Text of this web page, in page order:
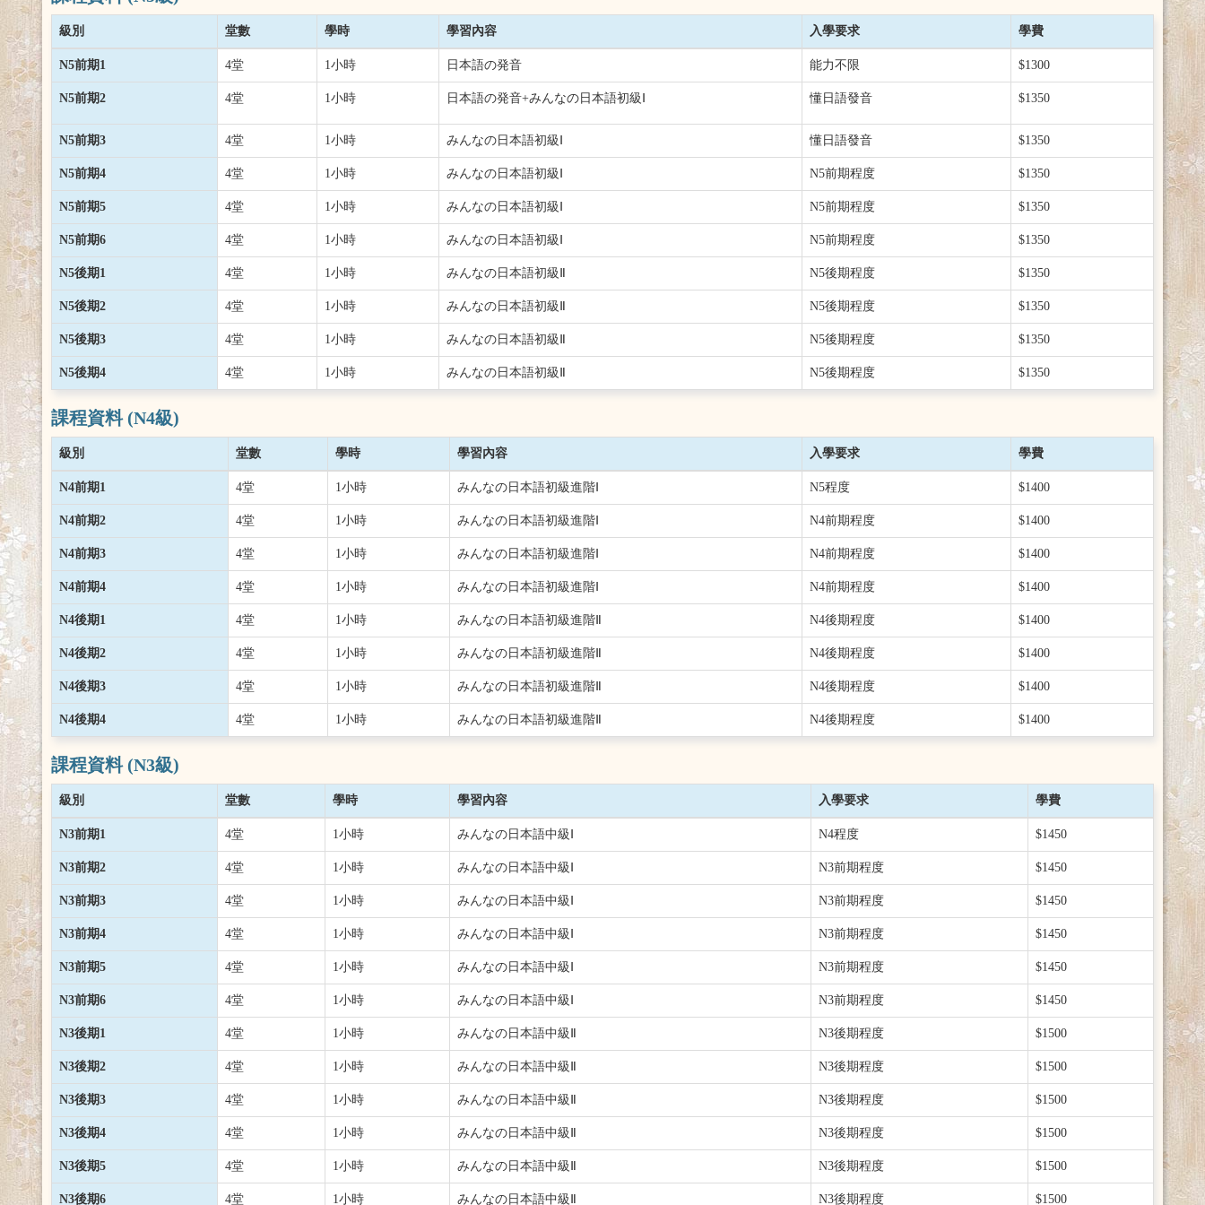
級別 堂數 學時 學習內容 入學要求 學費
N5前期1 4堂 1小時 日本語の発音 能力不限 $1300
N5前期2 4堂 1小時 日本語の発音+みんなの日本語初級Ⅰ 懂日語發音 $1350
N5前期3 4堂 1小時 みんなの日本語初級Ⅰ 懂日語發音 $1350
N5前期4 4堂 1小時 みんなの日本語初級Ⅰ N5前期程度 $1350
N5前期5 4堂 1小時 みんなの日本語初級Ⅰ N5前期程度 $1350
N5前期6 4堂 1小時 みんなの日本語初級Ⅰ N5前期程度 $1350
N5後期1 4堂 1小時 みんなの日本語初級Ⅱ N5後期程度 $1350
N5後期2 4堂 1小時 みんなの日本語初級Ⅱ N5後期程度 $1350
N5後期3 4堂 1小時 みんなの日本語初級Ⅱ N5後期程度 $1350
N5後期4 4堂 1小時 みんなの日本語初級Ⅱ N5後期程度 $1350
課程資料 (N4級)
級別 堂數 學時 學習內容 入學要求 學費
N4前期1 4堂 1小時 みんなの日本語初級進階Ⅰ N5程度 $1400
N4前期2 4堂 1小時 みんなの日本語初級進階Ⅰ N4前期程度 $1400
N4前期3 4堂 1小時 みんなの日本語初級進階Ⅰ N4前期程度 $1400
N4前期4 4堂 1小時 みんなの日本語初級進階Ⅰ N4前期程度 $1400
N4後期1 4堂 1小時 みんなの日本語初級進階Ⅱ N4後期程度 $1400
N4後期2 4堂 1小時 みんなの日本語初級進階Ⅱ N4後期程度 $1400
N4後期3 4堂 1小時 みんなの日本語初級進階Ⅱ N4後期程度 $1400
N4後期4 4堂 1小時 みんなの日本語初級進階Ⅱ N4後期程度 $1400
課程資料 (N3級)
級別 堂數 學時 學習內容 入學要求 學費
N3前期1 4堂 1小時 みんなの日本語中級Ⅰ N4程度 $1450
N3前期2 4堂 1小時 みんなの日本語中級Ⅰ N3前期程度 $1450
N3前期3 4堂 1小時 みんなの日本語中級Ⅰ N3前期程度 $1450
N3前期4 4堂 1小時 みんなの日本語中級Ⅰ N3前期程度 $1450
N3前期5 4堂 1小時 みんなの日本語中級Ⅰ N3前期程度 $1450
N3前期6 4堂 1小時 みんなの日本語中級Ⅰ N3前期程度 $1450
N3後期1 4堂 1小時 みんなの日本語中級Ⅱ N3後期程度 $1500
N3後期2 4堂 1小時 みんなの日本語中級Ⅱ N3後期程度 $1500
N3後期3 4堂 1小時 みんなの日本語中級Ⅱ N3後期程度 $1500
N3後期4 4堂 1小時 みんなの日本語中級Ⅱ N3後期程度 $1500
N3後期5 4堂 1小時 みんなの日本語中級Ⅱ N3後期程度 $1500
N3後期6 4堂 1小時 みんなの日本語中級Ⅱ N3後期程度 $1500